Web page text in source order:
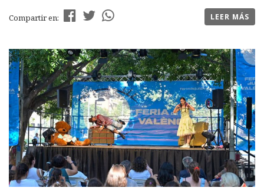
Compartir en: LEER MÁS